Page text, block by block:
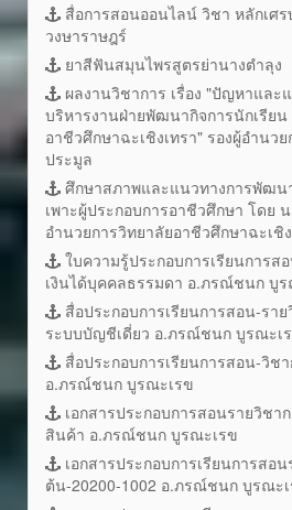
สื่อการสอนออนไลน์ วิชา หลักเศ
วงษาราษฎร์
ยาสีฟันสมุนไพรสูตรย่านางตำลุง
ผลงานวิชาการ เรื่อง "ปัญหาแล
บริหารงานฝ่ายพัฒนากิจการนักเรีย
อาชีวศึกษาฉะเชิงเทรา" รองผู้อำน
ประมูล
ศึกษาสภาพและแนวทางการพัฒน
เพาะผู้ประกอบการอาชีวศึกษา โดย
อำนวยการวิทยาลัยอาชีวศึกษาฉะเชิ
ใบความรู้ประกอบการเรียนการ
เงินได้บุคคลธรรมดา อ.ภรณ์ชนก บู
สื่อประกอบการเรียนการสอน-ร
ระบบบัญชีเดี่ยว อ.ภรณ์ชนก บูรณะเ
สื่อประกอบการเรียนการสอน-วิ
อ.ภรณ์ชนก บูรณะเรข
เอกสารประกอบการสอนรายวิช
สินค้า อ.ภรณ์ชนก บูรณะเรข
เอกสารประกอบการเรียนการสอ
ต้น-20200-1002 อ.ภรณ์ชนก บูรณะ